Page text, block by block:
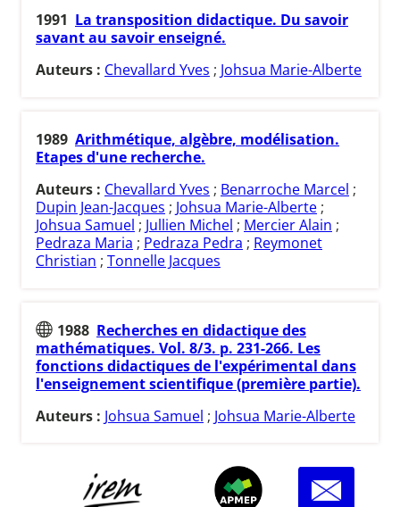
1991 La transposition didactique. Du savoir
savant au savoir enseigné.
Auteurs : Chevallard Yves ; Johsua Marie-Alberte
1989 Arithmétique, algèbre, modélisation.
Etapes d'une recherche.
Auteurs : Chevallard Yves ; Benarroche Marcel ;
Dupin Jean-Jacques ; Johsua Marie-Alberte ;
Johsua Samuel ; Jullien Michel ; Mercier Alain ;
Pedraza Maria ; Pedraza Pedra ; Reymonet
Christian ; Tonnelle Jacques
1988 Recherches en didactique des
mathématiques. Vol. 8/3. p. 231-266. Les
fonctions didactiques de l'expérimental dans
l'enseignement scientifique (première partie).
Auteurs : Johsua Samuel ; Johsua Marie-Alberte